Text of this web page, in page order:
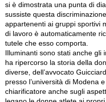
si è dimostrata una punta di
sussiste questa
appartenenti ai gruppi sportivi
di lavoro è automaticamente
tutele che esso comporta.
Illuminanti sono stati anche gli
ha ripercorso la storia della
diverse, dell’avvocato
presso l’università di Modena
chiarificatore anche sugli